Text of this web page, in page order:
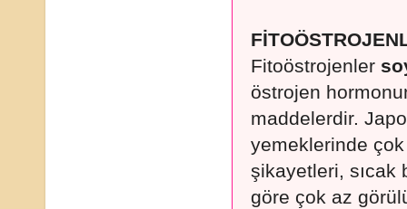
Fitoöstrojenler
östrojen
maddelerdir.
yemeklerinde
şikayetleri, sıcak
göre çok az